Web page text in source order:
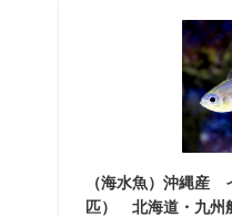
（海水魚）沖縄産
匹） 北海道・九州